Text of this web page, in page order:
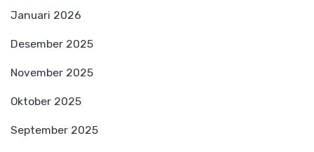
Januari 2026
Desember 2025
November 2025
Oktober 2025
September 2025